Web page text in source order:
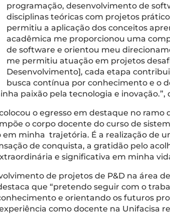
programação, desenvolvimento de
disciplinas teóricas com projetos
permitiu a aplicação dos conceitos
acadêmica me proporcionou uma
de software e orientou meu
me permitiu atuação em projetos
Desenvolvimento], cada etapa
busca contínua por conhecimento e o
paixão pela tecnologia e inovação.”,
o egresso em destaque no
o corpo docente do curso de
minha trajetória. É a realização de
de conquista, a gratidão pelo
e significativa em minha
de projetos de P&D na área
que “pretendo seguir com o
e orientando os futuros
como docente na Unifacisa